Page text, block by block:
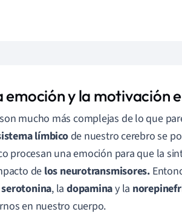
emoción y la motivación
mucho más complejas de lo que
límbicode nuestro cerebro se
procesan una emoción para que la
delos neurotransmisores.
serotonina, la dopaminay la
en nuestro cuerpo.